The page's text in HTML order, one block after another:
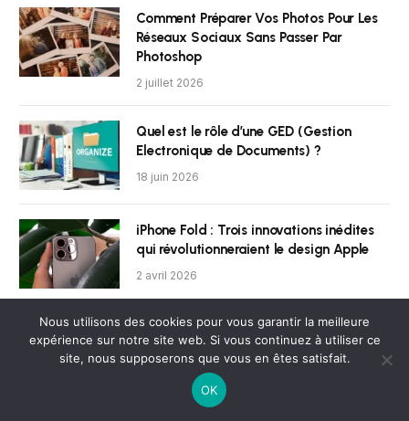
Comment Préparer Vos Photos Pour Les
Réseaux Sociaux Sans Passer Par
Photoshop
2 juillet 2026
Quel est le rôle d’une GED (Gestion
Electronique de Documents) ?
18 juin 2026
iPhone Fold : Trois innovations inédites
qui révolutionneraient le design Apple
2 avril 2026
Tim Cook révèle que le lancement de
l’iPhone reste son moment préféré lors de
l’interview pour le 50e anniversaire
Nous utilisons des cookies pour vous garantir la meilleure
expérience sur notre site web. Si vous continuez à utiliser ce
site, nous supposerons que vous en êtes satisfait.
OK